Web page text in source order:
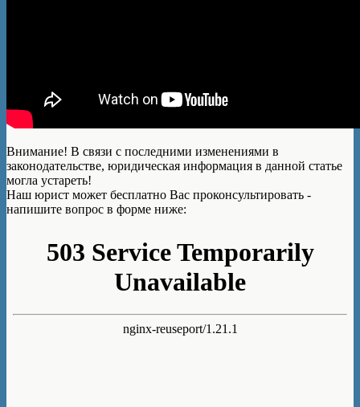
Внимание! В связи с последними изменениями в
законодательстве, юридическая информация в данной статье
могла устареть!
Наш юрист может бесплатно Вас проконсультировать -
напишите вопрос в форме ниже: